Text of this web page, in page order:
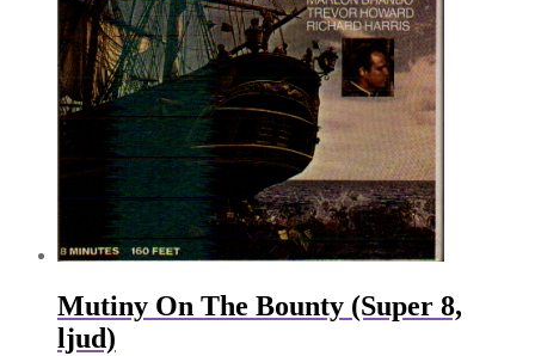
Mutiny On The Bounty (Super 8,
ljud)